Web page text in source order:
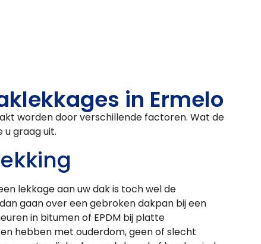
in Ermelo
worden door verschillende factoren. Wat de
u graag uit.
lekkage aan uw dak is toch wel de
gaan over een gebroken dakpan bij een
in bitumen of EPDM bij platte
hebben met ouderdom, geen of slecht